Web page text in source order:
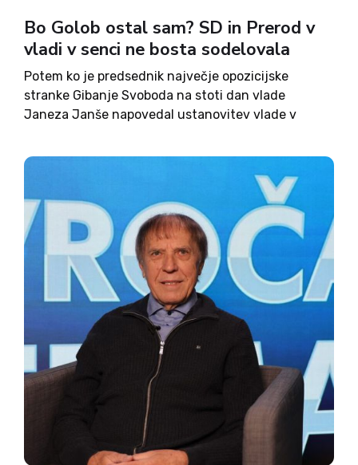
Bo Golob ostal sam? SD in Prerod v
vladi v senci ne bosta sodelovala
Potem ko je predsednik največje opozicijske
stranke Gibanje Svoboda na stoti dan vlade
Janeza Janše napovedal ustanovitev vlade v
Prerod ponudbo že zavrnili. V Levici pa so